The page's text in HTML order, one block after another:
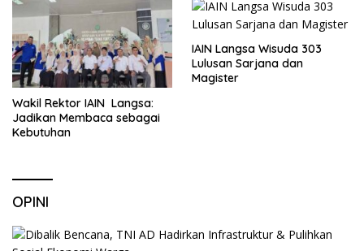
Wakil Rektor IAIN Langsa:
Jadikan Membaca sebagai
Kebutuhan
IAIN Langsa Wisuda 303
Lulusan Sarjana dan
Magister
OPINI